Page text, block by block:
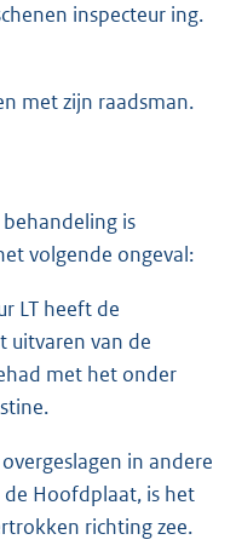
inspecteur ing.
met zijn raadsman.
is
volgende ongeval:
LT heeft de
uitvaren van de
met het onder
in andere
Hoofdplaat, is het
richting zee.